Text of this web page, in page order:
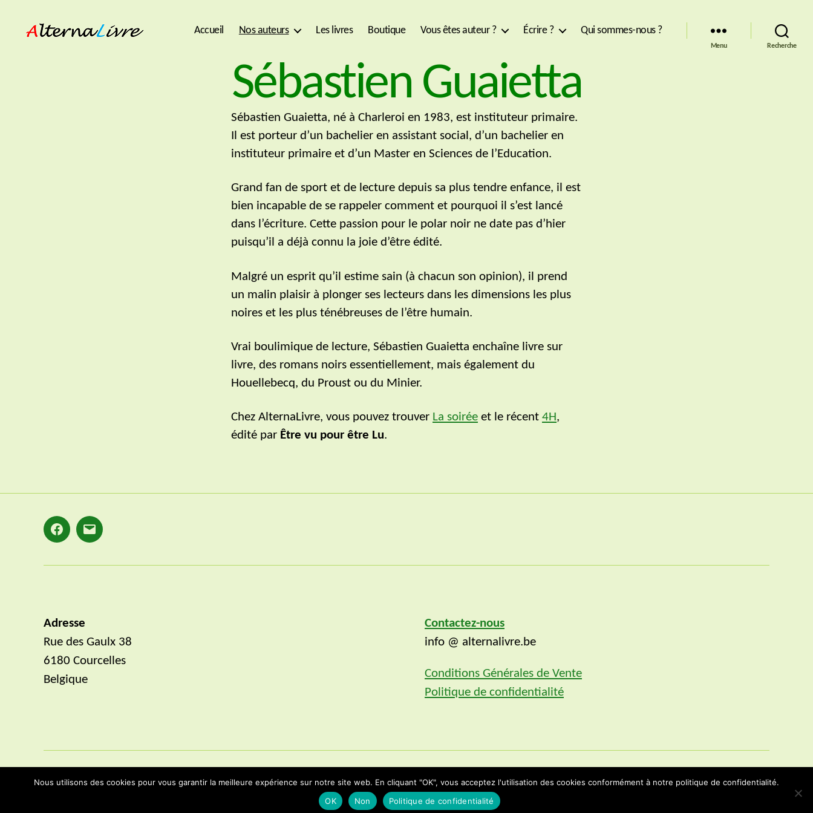
Accueil Nos auteurs Les livres Boutique Vous êtes auteur ? Écrire ? Qui sommes-nous ?
Menu Recherche
Sébastien Guaietta
Sébastien Guaietta, né à Charleroi en 1983, est instituteur primaire.
Il est porteur d’un bachelier en assistant social, d’un bachelier en
instituteur primaire et d’un Master en Sciences de l’Education.
Grand fan de sport et de lecture depuis sa plus tendre enfance, il est
bien incapable de se rappeler comment et pourquoi il s’est lancé
dans l’écriture. Cette passion pour le polar noir ne date pas d’hier
puisqu’il a déjà connu la joie d’être édité.
Malgré un esprit qu’il estime sain (à chacun son opinion), il prend
un malin plaisir à plonger ses lecteurs dans les dimensions les plus
noires et les plus ténébreuses de l’être humain.
Vrai boulimique de lecture, Sébastien Guaietta enchaîne livre sur
livre, des romans noirs essentiellement, mais également du
Houellebecq, du Proust ou du Minier.
Chez AlternaLivre, vous pouvez trouver La soirée et le récent 4H,
édité par Être vu pour être Lu.
Facebook
E-
Adresse
Rue des Gaulx 38
6180 Courcelles
Belgique
Contactez-nous
info @ alternalivre.be
Conditions Générales de Vente
Politique de confidentialité
© 2026AlternaLivre Politique de confidentialité Propulsé par WordPress Vers le haut↑
Nous utilisons des cookies pour vous garantir la meilleure expérience sur notre site web. En cliquant "OK", vous acceptez l'utilisation des cookies conformément à notre politique de confidentialité.
OK
Non Politique de confidentialité